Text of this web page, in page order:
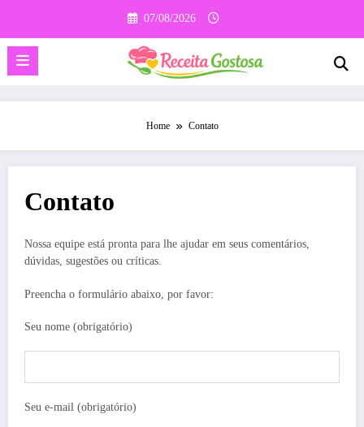
o
conteúdo
07/08/2026
Home Contato
Contato
Nossa equipe está pronta para lhe ajudar em seus comentários,
dúvidas, sugestões ou críticas.
Preencha o formulário abaixo, por favor:
Seu nome (obrigatório)
Seu e-mail (obrigatório)